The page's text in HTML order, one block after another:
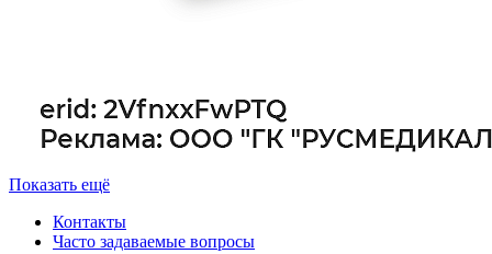
Показать ещё
Контакты
Часто задаваемые вопросы